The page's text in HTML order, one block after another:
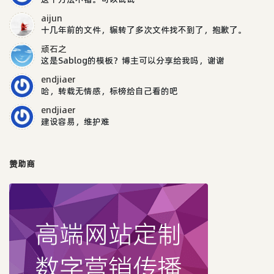
aijun
十几年前的文件，辗转了多次文件找不到了，抱歉了。
顽石之
这是Sablog的模板？博主可以分享给我吗，谢谢
endjiaer
哈，转载无情感，标榜给自己看的吧
endjiaer
建设容易，维护难
赞助商